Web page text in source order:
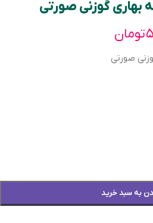
بهاری گوزنی صورتی
تومان
صورتی
به سبد خرید